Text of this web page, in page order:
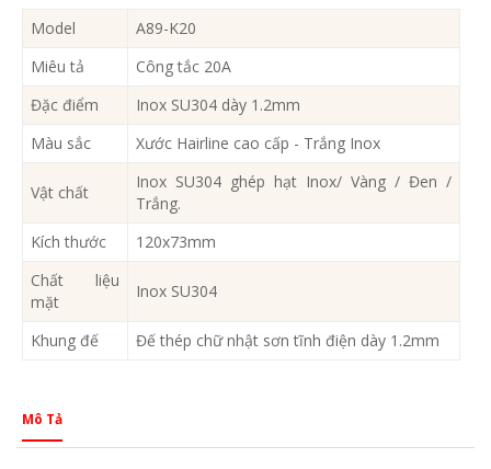
Model
A89-K20
Miêu tả
Công tắc 20A
Đặc điểm
Inox SU304 dày 1.2mm
Màu sắc
Xước Hairline cao cấp - Trắng Inox
Vật chất
Inox SU304 ghép hạt Inox/ Vàng / Đen /
Trắng.
Kích thước
120x73mm
Chất liệu
mặt
Inox SU304
Khung đế Đế thép chữ nhật sơn tĩnh điện dày 1.2mm
Mô Tả